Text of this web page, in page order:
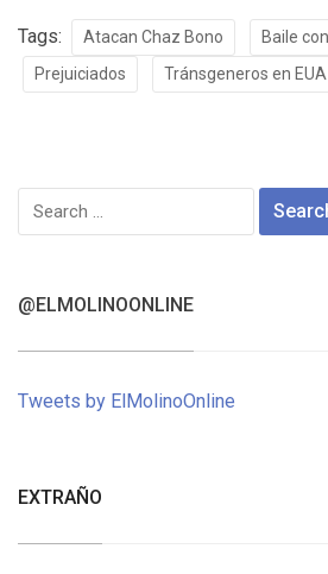
Tags: Atacan Chaz Bono
Baile
Prejuiciados
Tránsgeneros en EUA
Search
for:
@ELMOLINOONLINE
Tweets by ElMolinoOnline
EXTRAÑO